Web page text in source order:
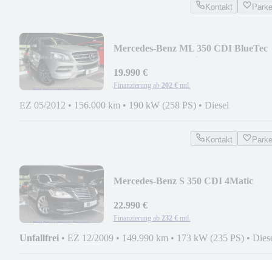
Kontakt
Mercedes-Benz ML 350 CDI BlueTec
19.990 €
Finanzierung ab 202 € mtl.
EZ 05/2012 • 156.000 km • 190 kW (258 PS) • Diesel
Kontakt
Mercedes-Benz S 350 CDI 4Matic
22.990 €
Finanzierung ab 232 € mtl.
Unfallfrei • EZ 12/2009 • 149.990 km • 173 kW (235 PS) •